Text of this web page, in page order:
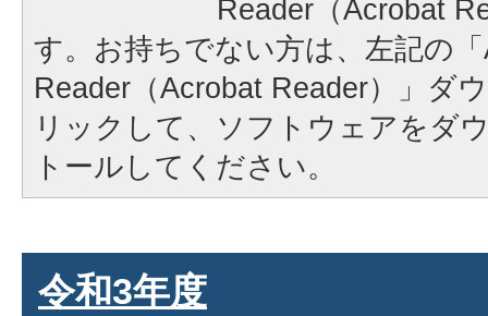
Reader（Acrobat
す。お持ちでない方は、左記の
Reader（Acrobat Reader）」ダ
リックして、ソフトウェアをダ
トールしてください。
令和3年度